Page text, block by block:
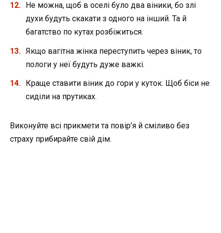
Не можна, щоб в оселі було два віники, бо злі
духи будуть скакати з одного на інший. Та й
багатство по кутах розбіжиться.
Якщо вагітна жінка переступить через віник, то
пологи у неї будуть дуже важкі.
Краще ставити віник до гори у куток. Щоб біси не
сиділи на прутиках.
Виконуйте всі прикмети та повір’я й сміливо без
страху прибирайте свій дім.